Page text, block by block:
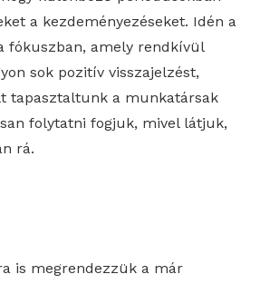
a kezdeményezéseket. Idén a
fókuszban, amely rendkívül
sok pozitív visszajelzést,
tapasztaltunk a munkatársak
folytatni fogjuk, mivel látjuk,
rá.
is megrendezzük a már